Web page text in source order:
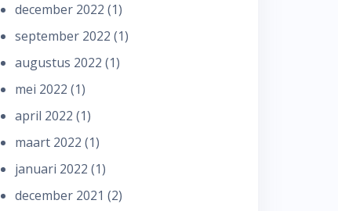
december 2022 (1)
september 2022 (1)
augustus 2022 (1)
mei 2022 (1)
april 2022 (1)
maart 2022 (1)
januari 2022 (1)
december 2021 (2)